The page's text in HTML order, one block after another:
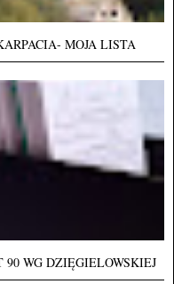
MOJA LISTA
WG DZIĘGIELOWSKIEJ